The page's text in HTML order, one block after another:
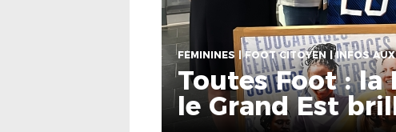
FÉMININES | FOOT CITOYEN | INFOS
Toutes Foot :
le Grand Est